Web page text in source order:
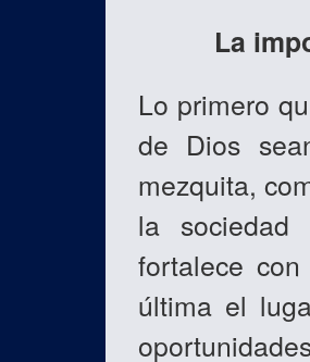
La
Lo primero
de Dios
mezquita,
la sociedad
fortalece
última el